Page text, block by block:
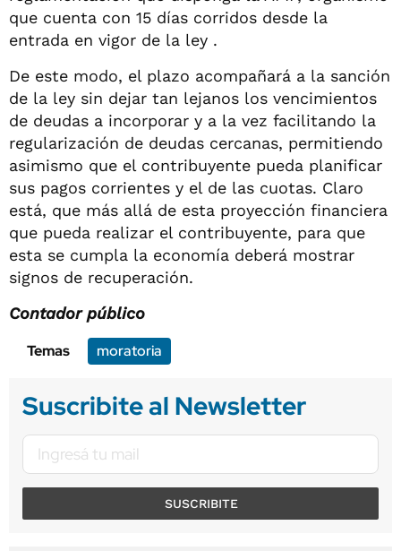
que cuenta con 15 días corridos desde la
entrada en vigor de la ley .
De este modo, el plazo acompañará a la sanción
de la ley sin dejar tan lejanos los vencimientos
de deudas a incorporar y a la vez facilitando la
regularización de deudas cercanas, permitiendo
asimismo que el contribuyente pueda planificar
sus pagos corrientes y el de las cuotas. Claro
está, que más allá de esta proyección financiera
que pueda realizar el contribuyente, para que
esta se cumpla la economía deberá mostrar
signos de recuperación.
Contador público
Temas
moratoria
Suscribite al Newsletter
SUSCRIBITE